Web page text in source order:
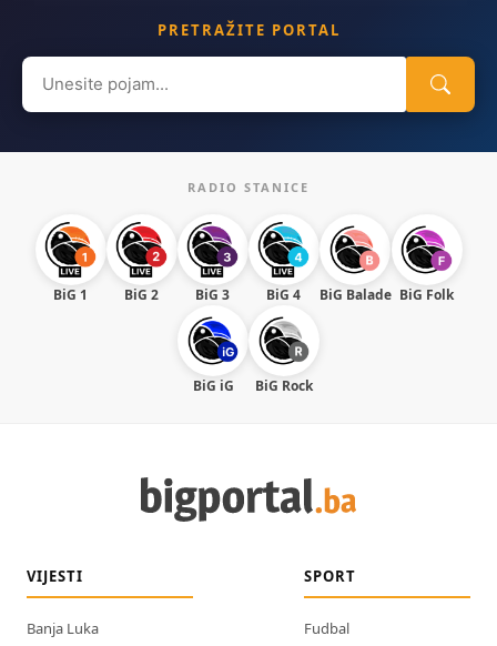
PRETRAŽITE PORTAL
Search
for:
RADIO STANICE
BiG 1 BiG 2 BiG 3 BiG 4 BiG Balade BiG Folk
BiG iG BiG Rock
VIJESTI
Banja Luka
SPORT
Fudbal